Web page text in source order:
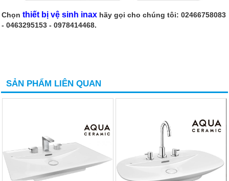
Chọn thiết bị vệ sinh inax hãy gọi cho chúng tôi: 02466758083
- 0463295153 - 0978414468.
SẢN PHẨM LIÊN QUAN